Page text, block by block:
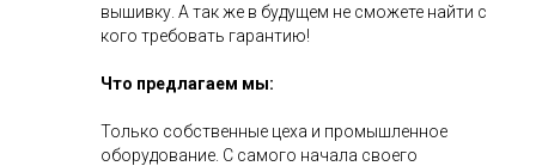
вышивку. А так же в будущем не сможете найти с
кого требовать гарантию!
Что предлагаем мы:
Только собственные цеха и промышленное
оборудование. С самого начала своего